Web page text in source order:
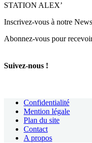
STATION ALEX’
Inscrivez-vous à notre
Abonnez-vous pour
Suivez-nous !
Confidentialité
Mention légale
Plan du site
Contact
A propos